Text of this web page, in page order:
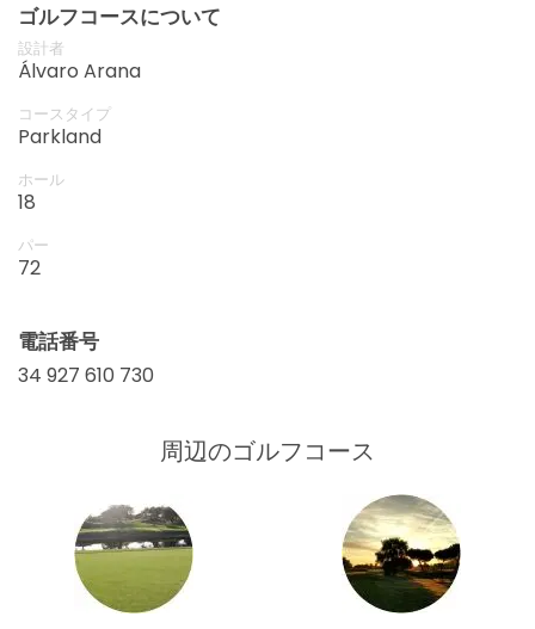
ゴルフコースについて
設計者
Álvaro Arana
コースタイプ
Parkland
ホール
18
パー
72
電話番号
34 927 610 730
周辺のゴルフコース